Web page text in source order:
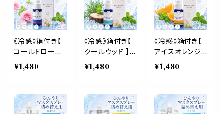
《冷感》箱付き【
コールドローズ
】マスク & ピロ
ー アロマ 20ml
ント 夏 ひんやり
涼しい スプレー
¥1,480
《冷感》箱付き【
クールウッド 】マ
スク & ピロー
アロマ 20ml｜
薄荷 夏 ひんや
り 涼しい 森林
¥1,480
《冷感》箱付き【
アイスオレンジ
】マスク & ピロ
ー アロマ 20ml
ンジ ペパーミン
ト 夏 ひんやり
¥1,480